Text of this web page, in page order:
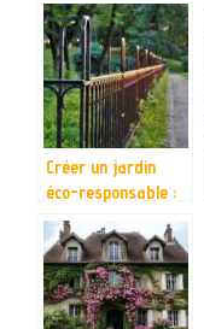
maison et jardin
Créer un jardin
éco-responsable :
un guide pour
cultiver en
harmonie avec la
nature